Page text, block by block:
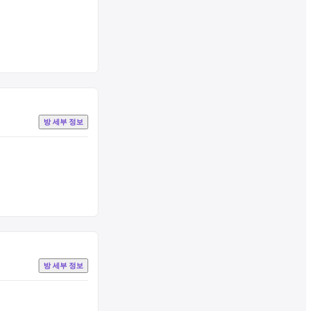
특별한 공간입니다.체
방 세부 정보
방 세부 정보